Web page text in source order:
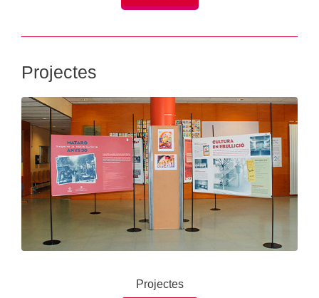
Projectes
Projectes